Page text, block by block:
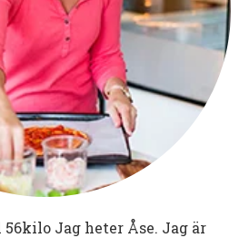
56kiloJag heter Åse. Jag är